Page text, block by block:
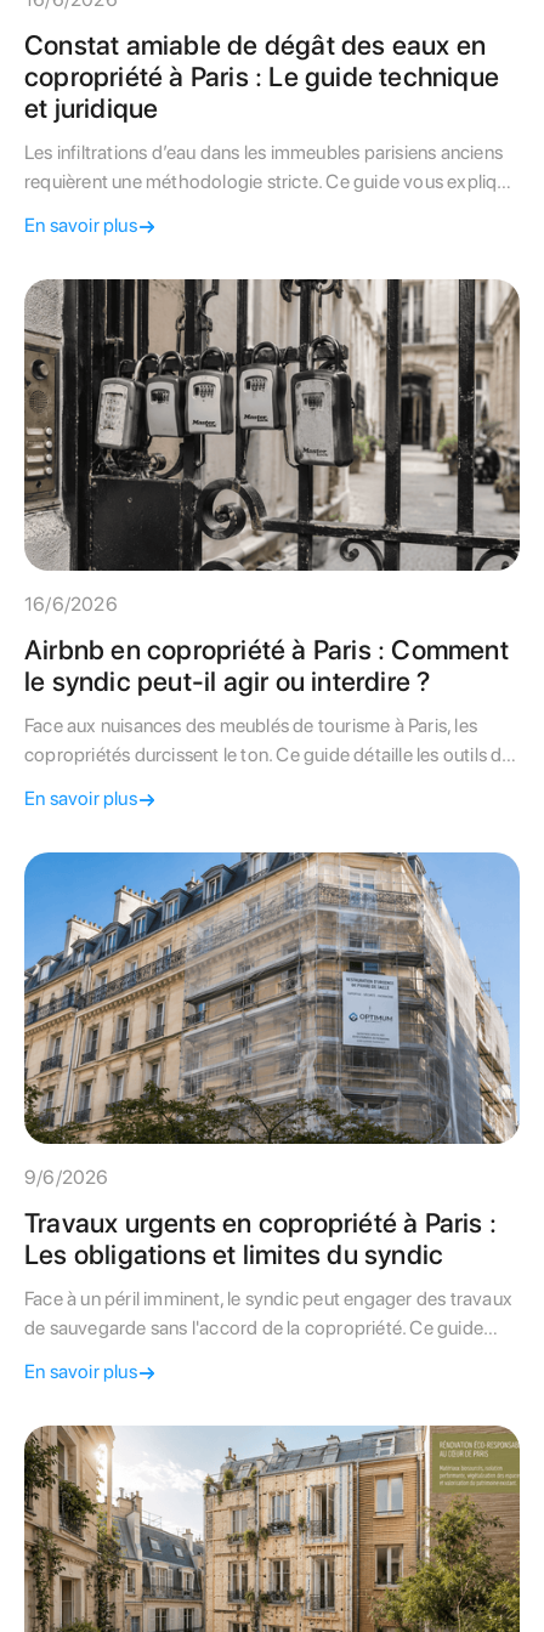
Constat amiable de dégât des eaux en
copropriété à Paris : Le guide technique
et juridique
Les infiltrations d’eau dans les immeubles parisiens anciens
requièrent une méthodologie stricte. Ce guide vous explique
de l'assurance sous la convention IRSI.
En savoir plus
16/6/2026
Airbnb en copropriété à Paris : Comment
le syndic peut-il agir ou interdire ?
Face aux nuisances des meublés de tourisme à Paris, les
copropriétés durcissent le ton. Ce guide détaille les outils du
durée.
En savoir plus
9/6/2026
Travaux urgents en copropriété à Paris :
Les obligations et limites du syndic
Face à un péril imminent, le syndic peut engager des travaux
de sauvegarde sans l'accord de la copropriété. Ce guide
En savoir plus